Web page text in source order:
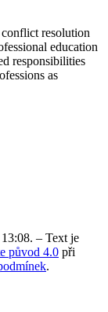
resolution
education
responsibilities
as
– Text je
původ 4.0 při
.